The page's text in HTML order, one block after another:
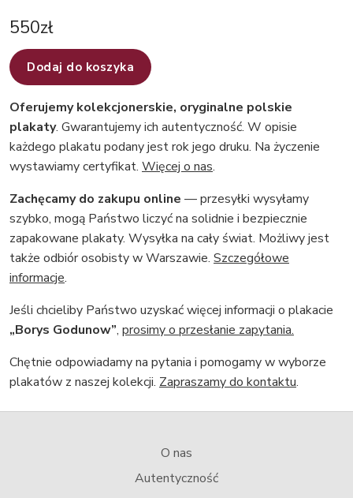
550zł
Dodaj do koszyka
Oferujemy kolekcjonerskie, oryginalne polskie
plakaty. Gwarantujemy ich autentyczność. W opisie
każdego plakatu podany jest rok jego druku. Na życzenie
wystawiamy certyfikat. Więcej o nas.
Zachęcamy do zakupu online — przesyłki wysyłamy
szybko, mogą Państwo liczyć na solidnie i bezpiecznie
zapakowane plakaty. Wysyłka na cały świat. Możliwy jest
także odbiór osobisty w Warszawie. Szczegółowe
informacje.
Jeśli chcieliby Państwo uzyskać więcej informacji o plakacie
„Borys Godunow”, prosimy o przesłanie zapytania.
Chętnie odpowiadamy na pytania i pomogamy w wyborze
plakatów z naszej kolekcji. Zapraszamy do kontaktu.
O nas
Autentyczność